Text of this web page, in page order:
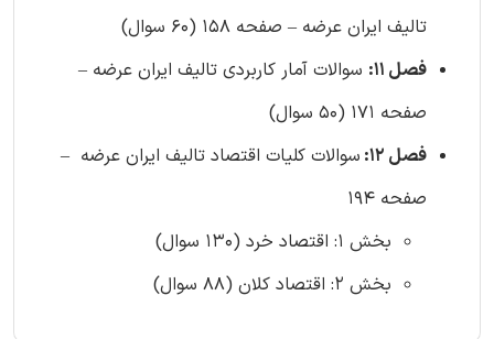
تالیف ایران عرضه – صفحه 158 (60 سوال)
فصل 11:
سوالات آمار کاربردی تالیف ایران عرضه –
صفحه 171 (50 سوال)
فصل 12:
سوالات کلیات اقتصاد تالیف ایران عرضه –
صفحه 194
بخش 1: اقتصاد خرد (130 سوال)
بخش 2: اقتصاد کلان (88 سوال)